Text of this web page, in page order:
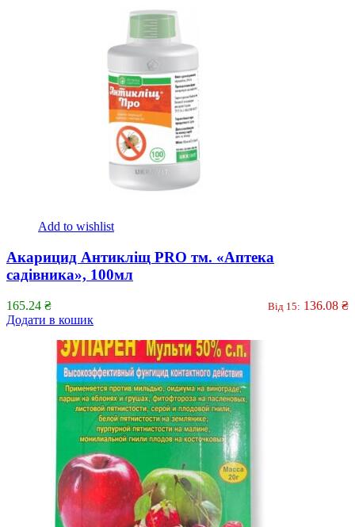
Add to wishlist
Акарицид Антикліщ PRO тм. «Аптека
садівника», 100мл
165.24 ₴ Від 15: 136.08 ₴
Додати в кошик